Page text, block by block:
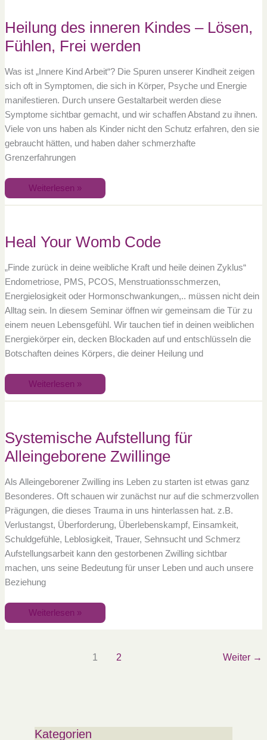
Heilung des inneren Kindes – Lösen,
Fühlen, Frei werden
Was ist „Innere Kind Arbeit“? Die Spuren unserer Kindheit zeigen
sich oft in Symptomen, die sich in Körper, Psyche und Energie
manifestieren. Durch unsere Gestaltarbeit werden diese
Symptome sichtbar gemacht, und wir schaffen Abstand zu ihnen.
Viele von uns haben als Kinder nicht den Schutz erfahren, den sie
gebraucht hätten, und haben daher schmerzhafte
Grenzerfahrungen
Kindes
Lösen,
Fühlen,
Frei
Weiterlesen »
Heal Your Womb Code
„Finde zurück in deine weibliche Kraft und heile deinen Zyklus“
Endometriose, PMS, PCOS, Menstruationsschmerzen,
Energielosigkeit oder Hormonschwankungen,.. müssen nicht dein
Alltag sein. In diesem Seminar öffnen wir gemeinsam die Tür zu
einem neuen Lebensgefühl. Wir tauchen tief in deinen weiblichen
Energiekörper ein, decken Blockaden auf und entschlüsseln die
Botschaften deines Körpers, die deiner Heilung und
Code
Weiterlesen »
Systemische Aufstellung für
Alleingeborene Zwillinge
Als Alleingeborener Zwilling ins Leben zu starten ist etwas ganz
Besonderes. Oft schauen wir zunächst nur auf die schmerzvollen
Prägungen, die dieses Trauma in uns hinterlassen hat. z.B.
Verlustangst, Überforderung, Überlebenskampf, Einsamkeit,
Schuldgefühle, Leblosigkeit, Trauer, Sehnsucht und Schmerz
Aufstellungsarbeit kann den gestorbenen Zwilling sichtbar
machen, uns seine Bedeutung für unser Leben und auch unsere
Beziehung
Alleingeborene
Zwillinge
Weiterlesen »
1 2 Weiter →
Kategorien